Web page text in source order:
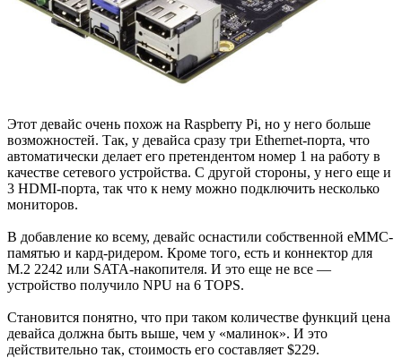
Этот девайс очень похож на Raspberry Pi, но у него больше
возможностей. Так, у девайса сразу три Ethernet-порта, что
автоматически делает его претендентом номер 1 на работу в
качестве сетевого устройства. С другой стороны, у него еще и
3 HDMI-порта, так что к нему можно подключить несколько
мониторов.
В добавление ко всему, девайс оснастили собственной eMMC-
памятью и кард-ридером. Кроме того, есть и коннектор для
M.2 2242 или SATA-накопителя. И это еще не все —
устройство получило NPU на 6 TOPS.
Становится понятно, что при таком количестве функций цена
девайса должна быть выше, чем у «малинок». И это
действительно так, стоимость его составляет $229.